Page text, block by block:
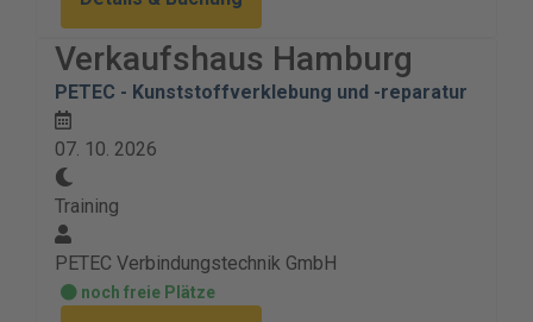
Verkaufshaus Hamburg
PETEC - Kunststoffverklebung und -reparatur
07. 10. 2026
Training
PETEC Verbindungstechnik GmbH
noch freie Plätze